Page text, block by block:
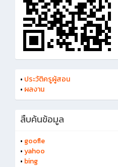
• ประวัติครูผู้สอน
• ผลงาน
สืบค้นข้อมูล
• goofle
•yahoo
• bing